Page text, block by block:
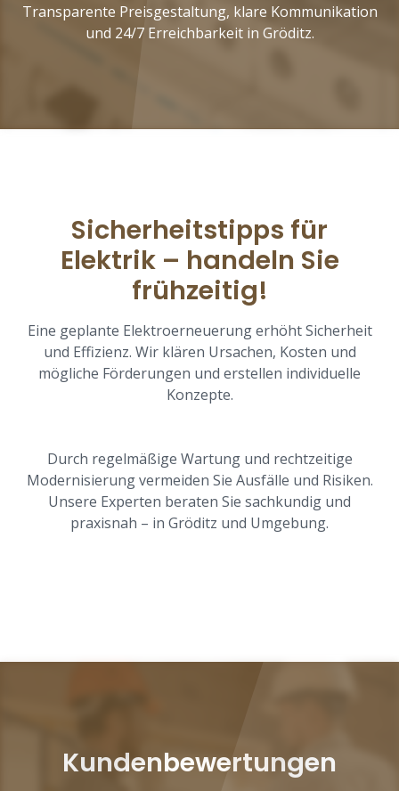
Transparente Preisgestaltung, klare Kommunikation
und 24/7 Erreichbarkeit in Gröditz.
Sicherheitstipps für
Elektrik – handeln Sie
frühzeitig!
Eine geplante Elektroerneuerung erhöht Sicherheit
und Effizienz. Wir klären Ursachen, Kosten und
mögliche Förderungen und erstellen individuelle
Konzepte.
Durch regelmäßige Wartung und rechtzeitige
Modernisierung vermeiden Sie Ausfälle und Risiken.
Unsere Experten beraten Sie sachkundig und
praxisnah – in Gröditz und Umgebung.
Kundenbewertungen